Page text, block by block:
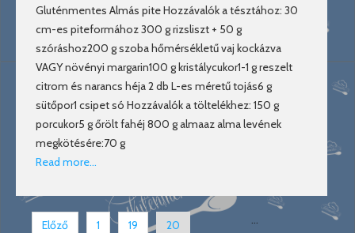
Gluténmentes Almás pite Hozzávalók a tésztához: 30
cm-es piteformához 300 g rizsliszt + 50 g
szóráshoz200 g szoba hőmérsékletű vaj kockázva
VAGY növényi margarin100 g kristálycukor1-1 g reszelt
citrom és narancs héja 2 db L-es méretű tojás6 g
sütőpor1 csipet só Hozzávalók a töltelékhez: 150 g
porcukor5 g őrölt fahéj 800 g almaaz alma levének
megkötésére:70 g
Read more…
Előző 1 …
19 20